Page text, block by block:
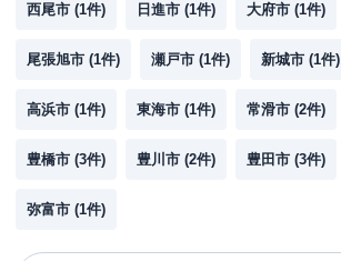
西尾市 (1件) 日進市 (1件) 大府市 (1件)
尾張旭市 (1件) 瀬戸市 (1件) 新城市 (1件)
高浜市 (1件) 東海市 (1件) 常滑市 (2件)
豊橋市 (3件) 豊川市 (2件) 豊田市 (3件)
弥富市 (1件)